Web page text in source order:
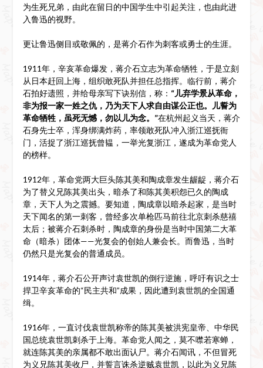
为生死兄弟，由此在留日的中国学生中引起关注，也由此进
入鲁迅的视野。
更让鲁迅侧目或敬佩的，是蒋介石作为刺客或勇士的生涯。
1911年，辛亥革命爆发，蒋介石立志为革命牺牲，于是立刻
从日本赶回上海，组织敢死队并担任总指挥。临行前，蒋介
石拍好遗照，并给母亲写下诀别信，称： “儿弃学景从革命，
非为报一家一姓之仇，乃为天下人求自由谋公正也。儿誓为
革命牺牲，虽死无憾，勿以儿为念。”在杭州起义当天，蒋介
石身先士卒，浑身绑满炸药，率领敢死队冲入浙江巡抚衙
门，活捉了浙江巡抚曾韫，一举光复浙江，遂成为革命党人
的榜样。
1912年，革命党两大巨头陈其美和陶成章发生龌龊，蒋介石
为了替义兄陈其美出头，暗杀了和陈其美积怨已久的陶成
章，天下人为之震撼。要知道，陶成章以暗杀起家，是当时
天下闻名的第一刺客，曾经多次单枪匹马前往北京刺杀慈禧
太后；被蒋介石刺杀时，陶成章的身份是当时中国第二大革
命（暗杀）团体——光复会的创始人兼会长。而鲁迅，当时
仍然只是光复会的普通成员。
1914年，蒋介石公开声讨袁世凯的倒行逆施，呼吁有识之士
捍卫辛亥革命的“民主共和”成果，因此遭到袁世凯的全国通
缉。
1916年，一直讨伐袁世凯称帝的陈其美被洪宪皇帝、中华民
国总统袁世凯刺杀于上海。革命党人闻之，莫不噤若寒蝉，
就连陈其美的亲属都不敢出面认尸。蒋介石闻讯，不但冒死
为义兄陈其美收尸，并誓言诛杀逆贼袁世凯，以此为义兄陈